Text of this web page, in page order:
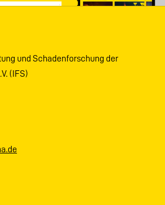
und Schadenforschung der
(IFS)